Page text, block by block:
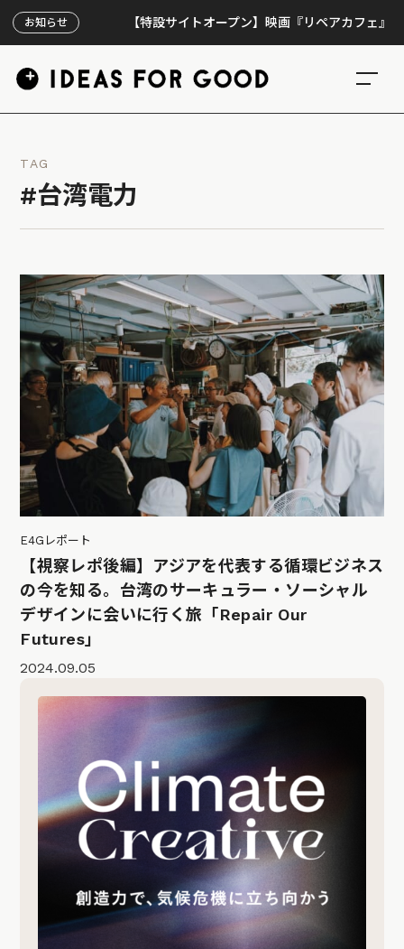
お知らせ 【特設サイトオープン】映画『リペアカフェ』、上映
TAG
#台湾電力
E4Gレポート
【視察レポ後編】アジアを代表する循環ビジネス
の今を知る。台湾のサーキュラー・ソーシャル
デザインに会いに行く旅「Repair Our
Futures」
2024.09.05